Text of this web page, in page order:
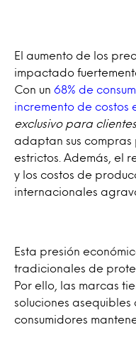
El aumento de los
impactado
Con un 68% de
incremento de costos
exclusivo para
adaptan sus compras
estrictos. Además, el
y los costos de
internacionales
Esta presión
tradicionales de
Por ello, las marcas
soluciones asequibles
consumidores